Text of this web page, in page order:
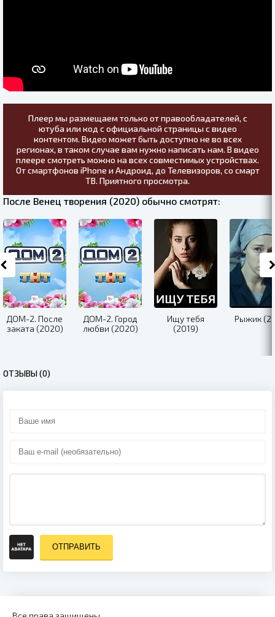
Плеер мы размещаем только от правообладателей, с
ютуба или код с официальной страницы с видео
контентом. Видео может быть доступно не во всех
регионах, в таком случае вам нужно написать нам. В видео
плеере смотреть можно на всех совместимых устройствах.
От смартфонов iPhone и Андроид, до Телевизоров, со смарт
ТВ. Приятного просмотра.
После Венец творения (2020) обычно смотрят:
ДОМ-2. После
заката (2020)
ДОМ-2. Город
любви (2020)
Ищу тебя
(2019)
Рыжик
ОТЗЫВЫ (0)
ОТПРАВИТЬ